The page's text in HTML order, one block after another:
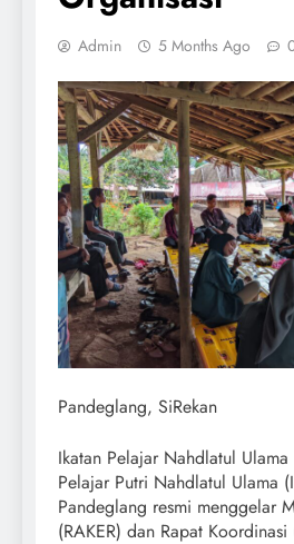
Admin 5 Months Ago
Pandeglang, SiRekan
Ikatan Pelajar Nahdlatul
Pelajar Putri Nahdlatul Ulama
Pandeglang resmi menggelar
(RAKER) dan Rapat